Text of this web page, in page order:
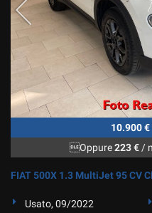
10.900 €
Oppure223 €/
FIAT 500X 1.3 MultiJet 95 CV
Usato, 09/2022